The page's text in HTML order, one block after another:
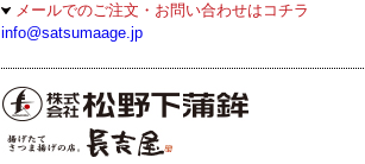
メールでのご注文・お問い合わせはコチラ
info@satsumaage.jp